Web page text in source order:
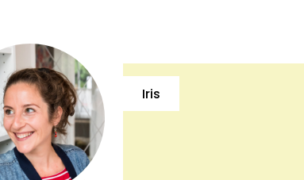
Iris